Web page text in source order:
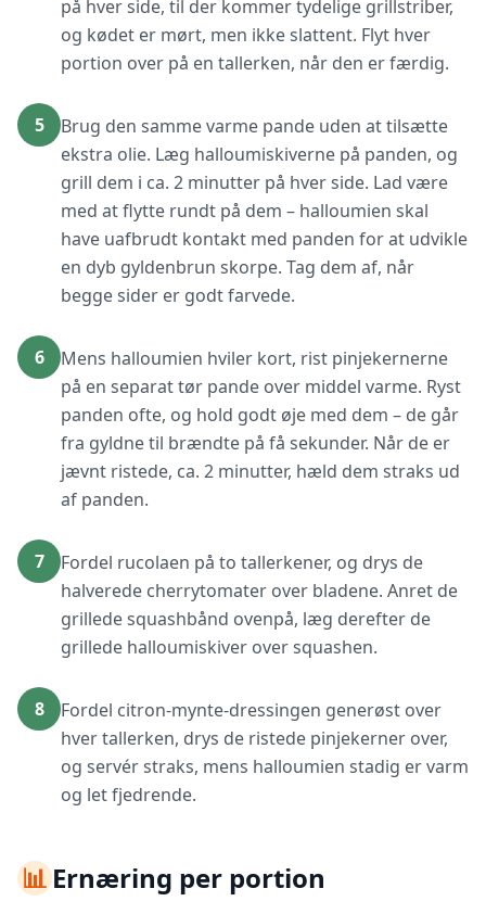
på hver side, til der kommer tydelige grillstriber,
og kødet er mørt, men ikke slattent. Flyt hver
portion over på en tallerken, når den er færdig.
5
Brug den samme varme pande uden at tilsætte
ekstra olie. Læg halloumiskiverne på panden, og
grill dem i ca. 2 minutter på hver side. Lad være
med at flytte rundt på dem – halloumien skal
have uafbrudt kontakt med panden for at udvikle
en dyb gyldenbrun skorpe. Tag dem af, når
begge sider er godt farvede.
6
Mens halloumien hviler kort, rist pinjekernerne
på en separat tør pande over middel varme. Ryst
panden ofte, og hold godt øje med dem – de går
fra gyldne til brændte på få sekunder. Når de er
jævnt ristede, ca. 2 minutter, hæld dem straks ud
af panden.
7
Fordel rucolaen på to tallerkener, og drys de
halverede cherrytomater over bladene. Anret de
grillede squashbånd ovenpå, læg derefter de
grillede halloumiskiver over squashen.
8
Fordel citron-mynte-dressingen generøst over
hver tallerken, drys de ristede pinjekerner over,
og servér straks, mens halloumien stadig er varm
og let fjedrende.
📊Ernæring per portion